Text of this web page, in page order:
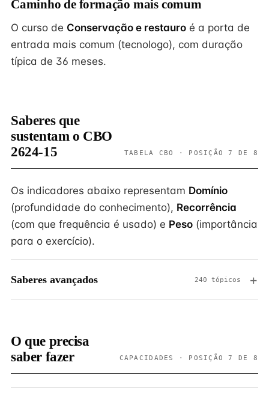
Caminho de formação mais comum
O curso de Conservação e restauro é a porta de
entrada mais comum (tecnologo), com duração
típica de 36 meses.
Saberes que
sustentam o CBO
2624-15
TABELA CBO · POSIÇÃO 7 DE 8
Os indicadores abaixo representam Domínio
(profundidade do conhecimento), Recorrência
(com que frequência é usado) e Peso (importância
para o exercício).
Saberes avançados 240 tópicos
O que precisa
saber fazer
CAPACIDADES · POSIÇÃO 7 DE 8